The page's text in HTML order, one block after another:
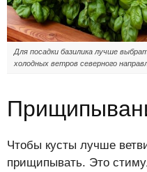
Для посадки базилика лучше
холодных ветров северного
Чтобы кусты лучше
прищипывать. Это